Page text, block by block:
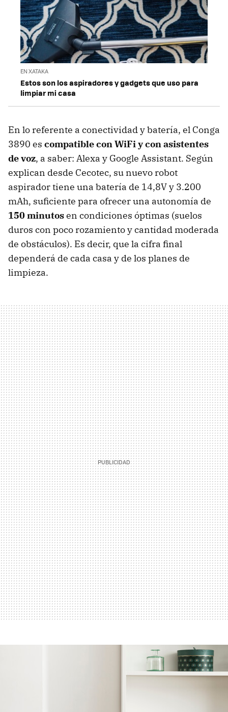
EN XATAKA
Estos son los aspiradores y gadgets que uso para
limpiar mi casa
En lo referente a conectividad y batería, el Conga
3890 es compatible con WiFi y con asistentes
de voz, a saber: Alexa y Google Assistant. Según
explican desde Cecotec, su nuevo robot
aspirador tiene una batería de 14,8V y 3.200
mAh, suficiente para ofrecer una autonomía de
150 minutosen condiciones óptimas (suelos
duros con poco rozamiento y cantidad moderada
de obstáculos). Es decir, que la cifra final
dependerá de cada casa y de los planes de
limpieza.